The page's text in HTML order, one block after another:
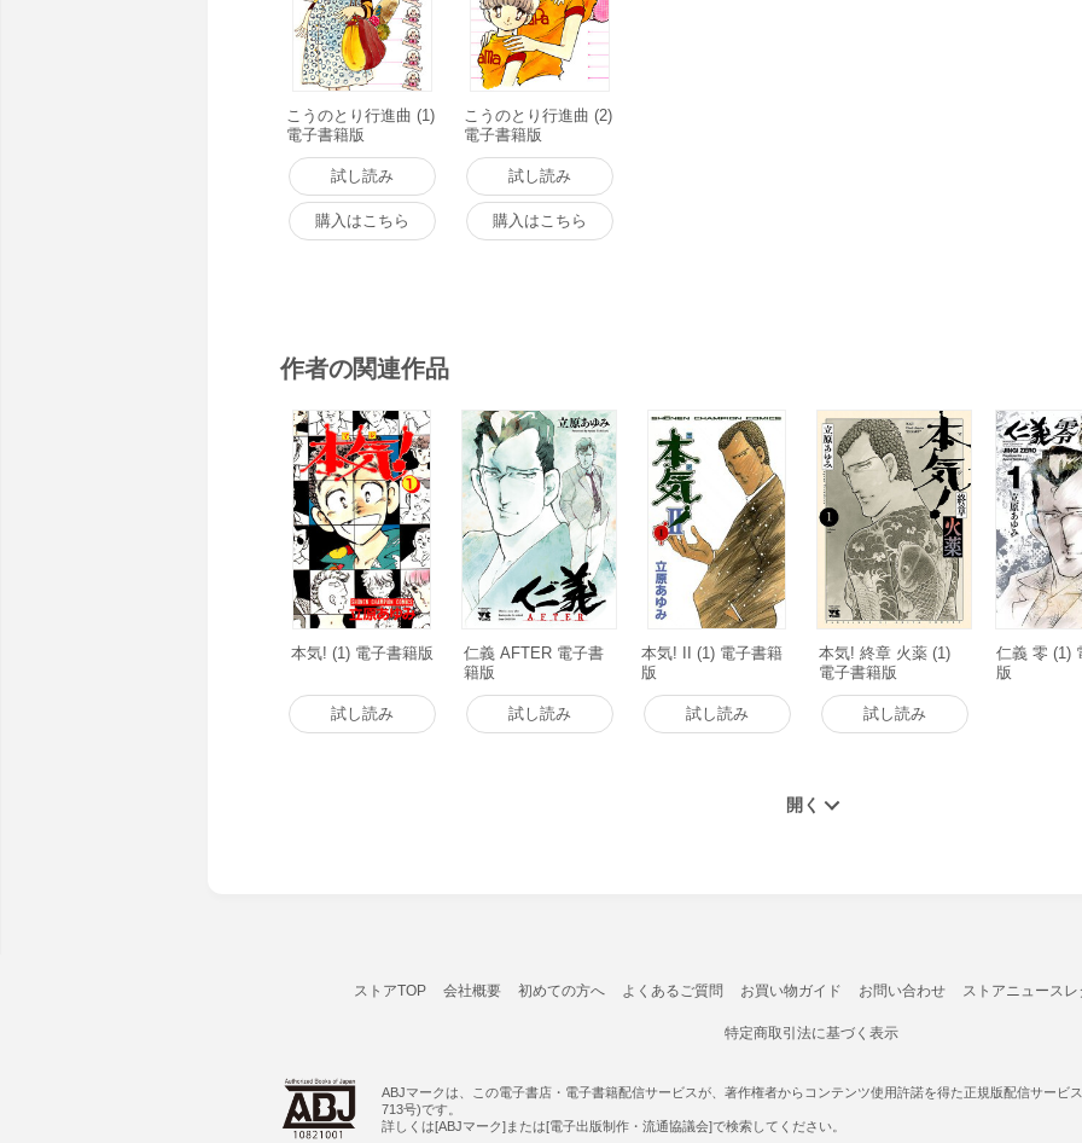
こうのとり行進曲 (1)
電子書籍版
試し読み
購入はこちら
こうのとり行進曲 (2)
電子書籍版
試し読み
購入はこちら
作者の関連作品
本気! (1) 電子書籍版
試し読み
仁義 AFTER 電子書
籍版
試し読み
本気! II (1) 電子書籍
版
試し読み
本気! 終章 火薬 (1)
電子書籍版
試し読み
仁義 零 (1)
版
ストアTOP 会社概要 初めての方へ よくあるご質問 お買い物ガイド お問い合わせ ストアニュースレ
特定商取引法に基づく表示
ABJマークは、この電子書店・電子書籍配信サービスが、著作権者からコンテンツ使用許諾を得た正規版配信サービ
713号)です。
詳しくは[ABJマーク]または[電子出版制作・流通協議会]で検索してください。